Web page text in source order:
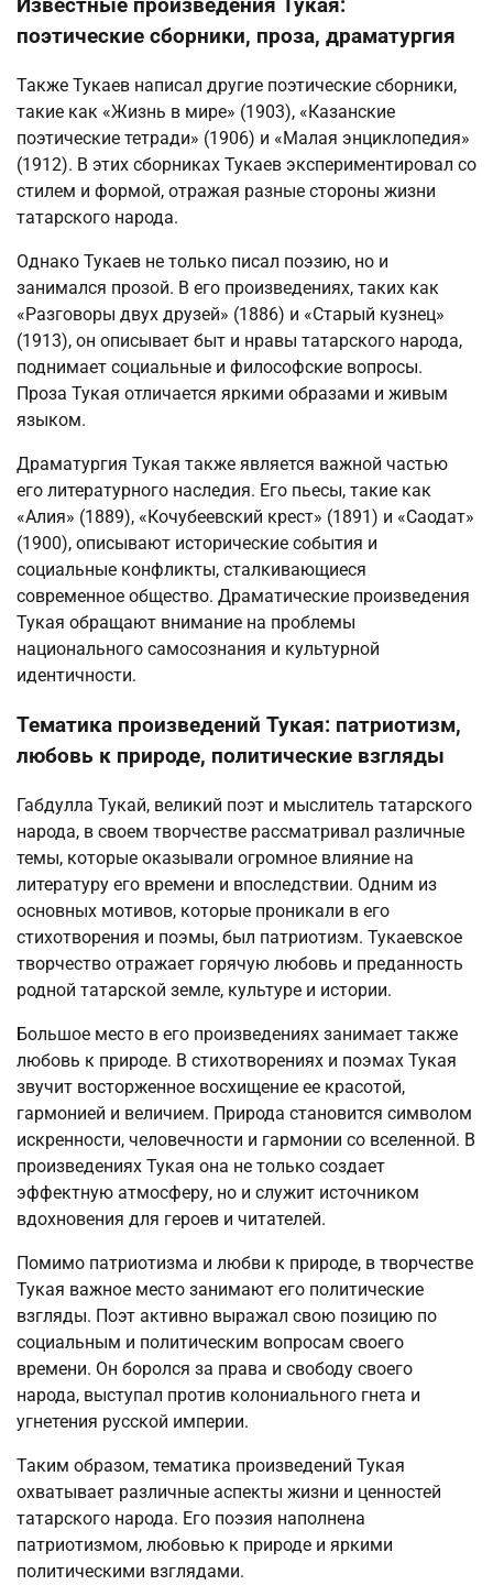
Известные произведения Тукая:
поэтические сборники, проза, драматургия
Также Тукаев написал другие поэтические сборники,
такие как «Жизнь в мире» (1903), «Казанские
поэтические тетради» (1906) и «Малая энциклопедия»
(1912). В этих сборниках Тукаев экспериментировал со
стилем и формой, отражая разные стороны жизни
татарского народа.
Однако Тукаев не только писал поэзию, но и
занимался прозой. В его произведениях, таких как
«Разговоры двух друзей» (1886) и «Старый кузнец»
(1913), он описывает быт и нравы татарского народа,
поднимает социальные и философские вопросы.
Проза Тукая отличается яркими образами и живым
языком.
Драматургия Тукая также является важной частью
его литературного наследия. Его пьесы, такие как
«Алия» (1889), «Кочубеевский крест» (1891) и «Саодат»
(1900), описывают исторические события и
социальные конфликты, сталкивающиеся
современное общество. Драматические произведения
Тукая обращают внимание на проблемы
национального самосознания и культурной
идентичности.
Тематика произведений Тукая: патриотизм,
любовь к природе, политические взгляды
Габдулла Тукай, великий поэт и мыслитель татарского
народа, в своем творчестве рассматривал различные
темы, которые оказывали огромное влияние на
литературу его времени и впоследствии. Одним из
основных мотивов, которые проникали в его
стихотворения и поэмы, был патриотизм. Тукаевское
творчество отражает горячую любовь и преданность
родной татарской земле, культуре и истории.
Большое место в его произведениях занимает также
любовь к природе. В стихотворениях и поэмах Тукая
звучит восторженное восхищение ее красотой,
гармонией и величием. Природа становится символом
искренности, человечности и гармонии со вселенной. В
произведениях Тукая она не только создает
эффектную атмосферу, но и служит источником
вдохновения для героев и читателей.
Помимо патриотизма и любви к природе, в творчестве
Тукая важное место занимают его политические
взгляды. Поэт активно выражал свою позицию по
социальным и политическим вопросам своего
времени. Он боролся за права и свободу своего
народа, выступал против колониального гнета и
угнетения русской империи.
Таким образом, тематика произведений Тукая
охватывает различные аспекты жизни и ценностей
татарского народа. Его поэзия наполнена
патриотизмом, любовью к природе и яркими
политическими взглядами.